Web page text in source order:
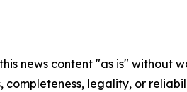
news content "as is"
completeness, legality, or